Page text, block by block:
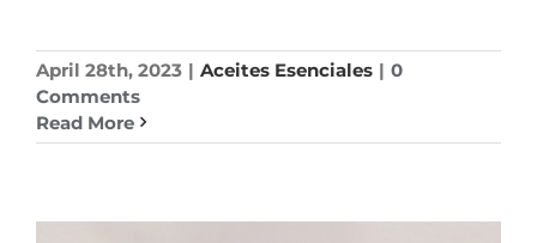
April 28th, 2023 | Aceites Esenciales | 0
Comments
Read More